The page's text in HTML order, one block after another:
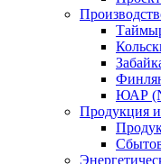
ЮАР
Продукция